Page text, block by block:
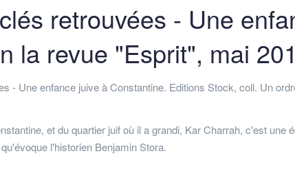
retrouvées - Une
la revue "Esprit", mai
- Une enfance juive à Constantine. Editions Stock, coll. Un
et du quartier juif où il a grandi, Kar Charrah, c'est une
l'historien Benjamin Stora.